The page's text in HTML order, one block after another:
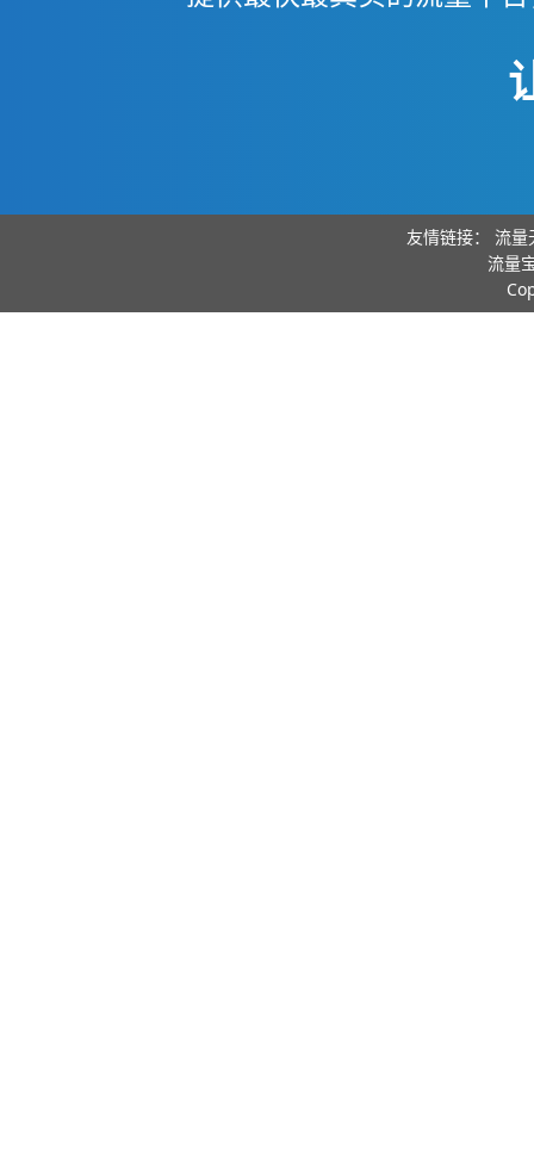
友情链接： 流量
流量